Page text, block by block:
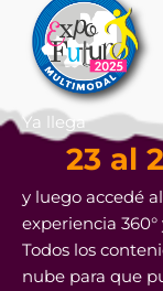
Ya llega
23 al
y luego accedé
experiencia
Todos los
nube para que